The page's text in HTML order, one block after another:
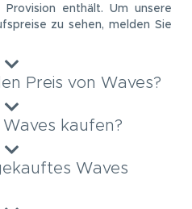
enthält. Um unsere
zu sehen, melden Sie
Preis von Waves?
kaufen?
Waves